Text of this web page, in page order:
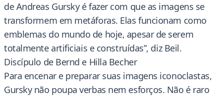
de Andreas Gursky é fazer com que as imagens se
transformem em metáforas. Elas funcionam como
emblemas do mundo de hoje, apesar de serem
totalmente artificiais e construídas”, diz Beil.
Discípulo de Bernd e Hilla Becher
Para encenar e preparar suas imagens iconoclastas,
Gursky não poupa verbas nem esforços. Não é raro